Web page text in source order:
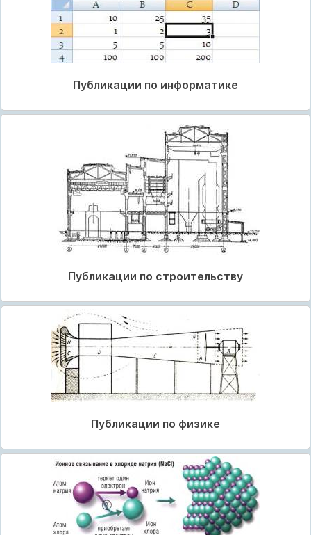
Публикации по информатике
Публикации по строительству
Публикации по физике